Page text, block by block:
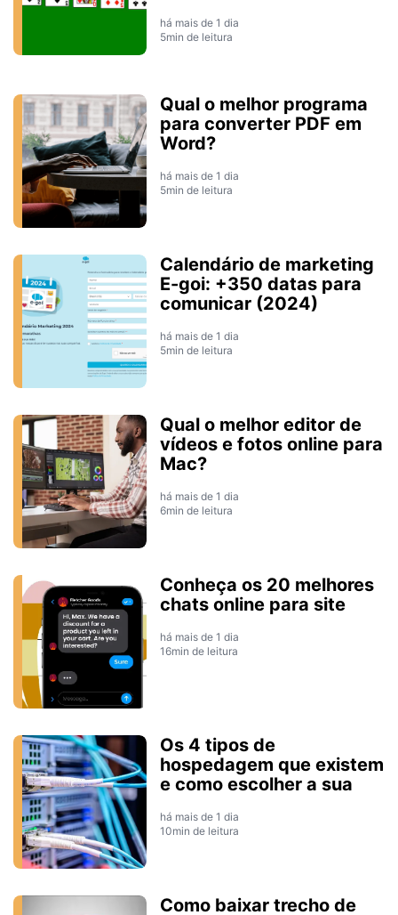
há mais de 1 dia
5min de leitura
Qual o melhor programa
para converter PDF em
Word?
há mais de 1 dia
5min de leitura
Calendário de marketing
E-goi: +350 datas para
comunicar (2024)
há mais de 1 dia
5min de leitura
Qual o melhor editor de
vídeos e fotos online para
Mac?
há mais de 1 dia
6min de leitura
Conheça os 20 melhores
chats online para site
há mais de 1 dia
16min de leitura
Os 4 tipos de
hospedagem que existem
e como escolher a sua
há mais de 1 dia
10min de leitura
Como baixar trecho de